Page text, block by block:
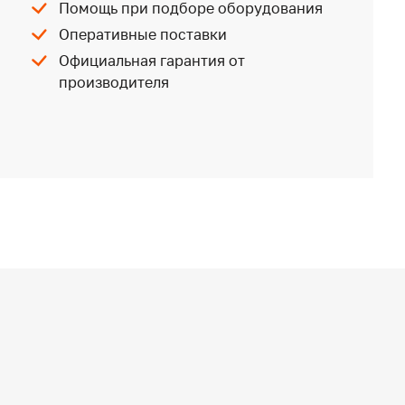
Помощь при подборе оборудования
Оперативные поставки
Официальная гарантия от
производителя